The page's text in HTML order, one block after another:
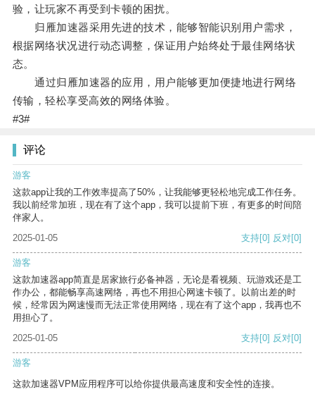
验，让玩家不再受到卡顿的困扰。
归雁加速器采用先进的技术，能够智能识别用户需求，
根据网络状况进行动态调整，保证用户始终处于最佳网络状
态。
通过归雁加速器的应用，用户能够更加便捷地进行网络
传输，轻松享受高效的网络体验。
#3#
评论
游客
这款app让我的工作效率提高了50%，让我能够更轻松地完成工作任务。
我以前经常加班，现在有了这个app，我可以提前下班，有更多的时间陪
伴家人。
2025-01-05
支持[0] 反对[0]
游客
这款加速器app简直是居家旅行必备神器，无论是看视频、玩游戏还是工
作办公，都能畅享高速网络，再也不用担心网速卡顿了。以前出差的时
候，经常因为网速慢而无法正常使用网络，现在有了这个app，我再也不
用担心了。
2025-01-05
支持[0] 反对[0]
游客
这款加速器VPM应用程序可以给你提供最高速度和安全性的连接。